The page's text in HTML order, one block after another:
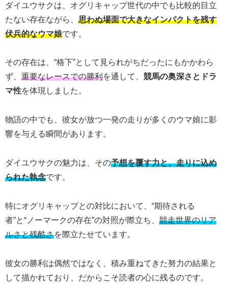
ダイユウサクは、オグリキャップ世代の中でも比較的目立
たない存在ながら、 思わぬ場面で大きなインパクトを残す
伏兵的なウマ娘です。
その存在は、“格下”として見られがちだったにもかかわら
ず、 重要なレースでの勝利を通して、 競馬の奥深さとドラ
マ性を体現しました。
物語の中でも、彼女が放つ一発の走りが多くのウマ娘に影
響を与える瞬間があります。
ダイユウサクの魅力は、その予想を覆す力と、走りに込め
られた執念です。
特にオグリキャップとの対比において、“期待される
者”と“ノーマークの存在”の対照が際立ち、 競走世界のリア
ルさと残酷さを際立たせています。
彼女の勝利は偶然ではなく、積み重ねてきた努力の結果と
して描かれており、だからこそ読者の心に残るのです。